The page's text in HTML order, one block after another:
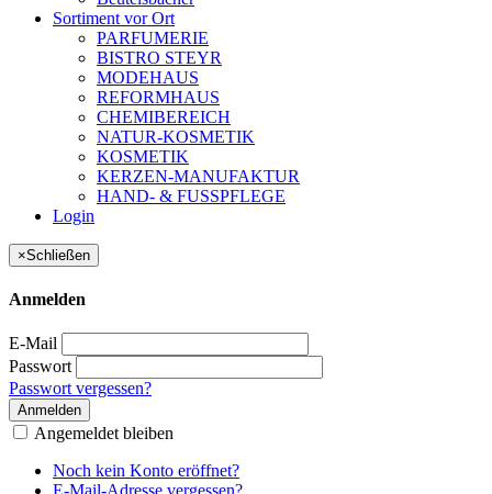
Sortiment vor Ort
PARFUMERIE
BISTRO STEYR
MODEHAUS
REFORMHAUS
CHEMIBEREICH
NATUR-KOSMETIK
KOSMETIK
KERZEN-MANUFAKTUR
HAND- & FUSSPFLEGE
Login
×Schließen
Anmelden
E-Mail
Passwort
Passwort vergessen?
Anmelden
Angemeldet bleiben
Noch kein Konto eröffnet?